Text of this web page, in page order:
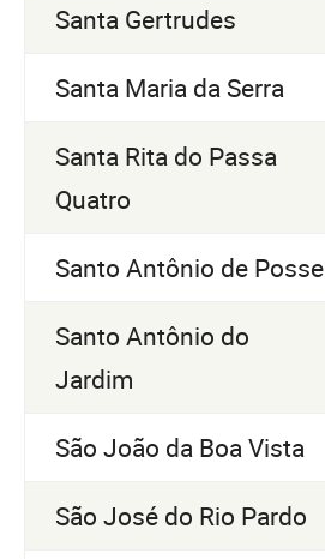
Santa Gertrudes
Santa Maria da Serra
Santa Rita do Passa
Quatro
Santo Antônio de Posse
Santo Antônio do
Jardim
São João da Boa Vista
São José do Rio Pardo